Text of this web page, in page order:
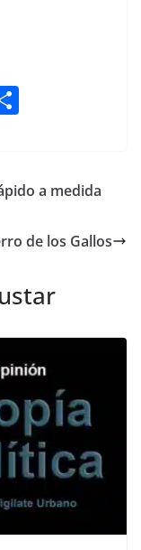
ea medida
de los Gallos